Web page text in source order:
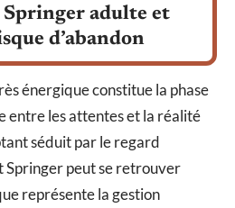
adulte et
d’abandon
énergique constitue la phase
entre les attentes et la réalité
séduit par le regard
Springer peut se retrouver
représente la gestion